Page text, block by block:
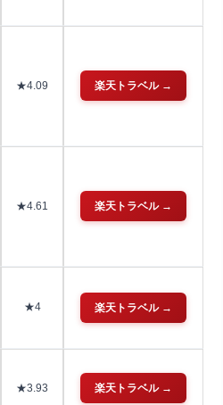
★4.09 楽天トラベル →
★4.61 楽天トラベル →
★4 楽天トラベル →
★3.93 楽天トラベル →